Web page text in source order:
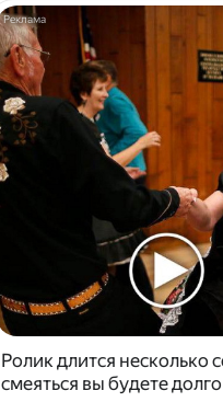
Ролик длится несколько
смеяться вы будете долго